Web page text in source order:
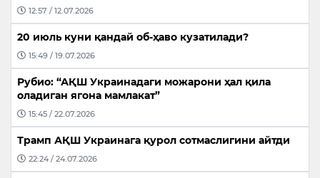
12:57 / 12.07.2026
20 июль куни қандай об-ҳаво кузатилади?
15:49 / 19.07.2026
Рубио: “АҚШ Украинадаги можарони ҳал қила
оладиган ягона мамлакат”
15:45 / 22.07.2026
Трамп АҚШ Украинага қурол сотмаслигини айтди
22:24 / 24.07.2026